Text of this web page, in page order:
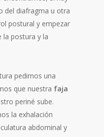
del diafragma u otra
postural y empezar
la postura y la
pedimos una
que nuestra faja
periné sube.
la exhalación
abdominal y